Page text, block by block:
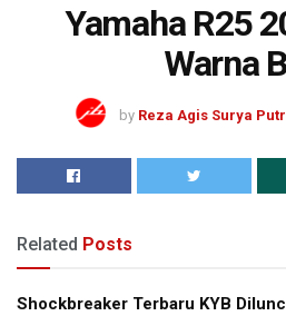
Yamaha R25
Warna
by Reza Agis Surya
Related Posts
Shockbreaker Terbaru KYB